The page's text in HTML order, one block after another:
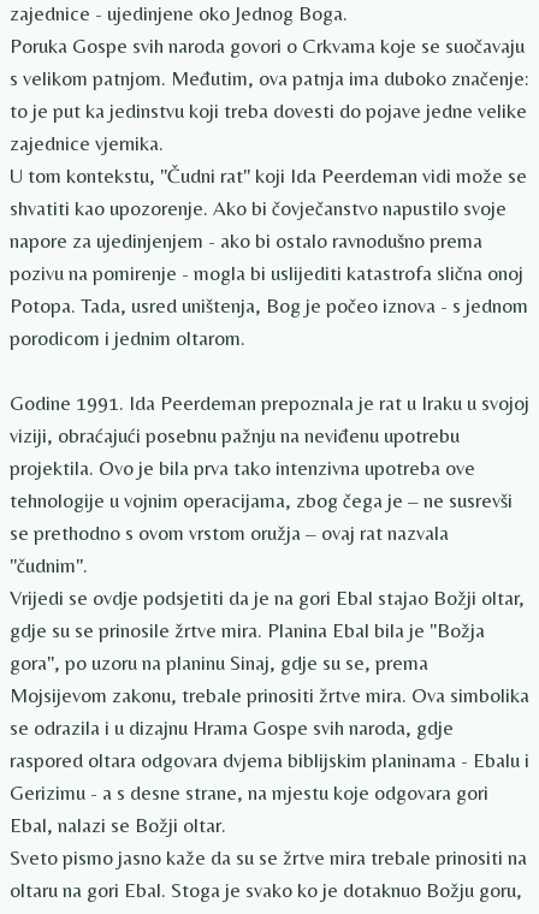
zajednice - ujedinjene oko Jednog Boga.
Poruka Gospe svih naroda govori o Crkvama koje se suočavaju
s velikom patnjom. Međutim, ova patnja ima duboko značenje:
to je put ka jedinstvu koji treba dovesti do pojave jedne velike
zajednice vjernika.
U tom kontekstu, "Čudni rat" koji Ida Peerdeman vidi može se
shvatiti kao upozorenje. Ako bi čovječanstvo napustilo svoje
napore za ujedinjenjem - ako bi ostalo ravnodušno prema
pozivu na pomirenje - mogla bi uslijediti katastrofa slična onoj
Potopa. Tada, usred uništenja, Bog je počeo iznova - s jednom
porodicom i jednim oltarom.
Godine 1991. Ida Peerdeman prepoznala je rat u Iraku u svojoj
viziji, obraćajući posebnu pažnju na neviđenu upotrebu
projektila. Ovo je bila prva tako intenzivna upotreba ove
tehnologije u vojnim operacijama, zbog čega je – ne susrevši
se prethodno s ovom vrstom oružja – ovaj rat nazvala
"čudnim".
Vrijedi se ovdje podsjetiti da je na gori Ebal stajao Božji oltar,
gdje su se prinosile žrtve mira. Planina Ebal bila je "Božja
gora", po uzoru na planinu Sinaj, gdje su se, prema
Mojsijevom zakonu, trebale prinositi žrtve mira. Ova simbolika
se odrazila i u dizajnu Hrama Gospe svih naroda, gdje
raspored oltara odgovara dvjema biblijskim planinama - Ebalu i
Gerizimu - a s desne strane, na mjestu koje odgovara gori
Ebal, nalazi se Božji oltar.
Sveto pismo jasno kaže da su se žrtve mira trebale prinositi na
oltaru na gori Ebal. Stoga je svako ko je dotaknuo Božju goru,